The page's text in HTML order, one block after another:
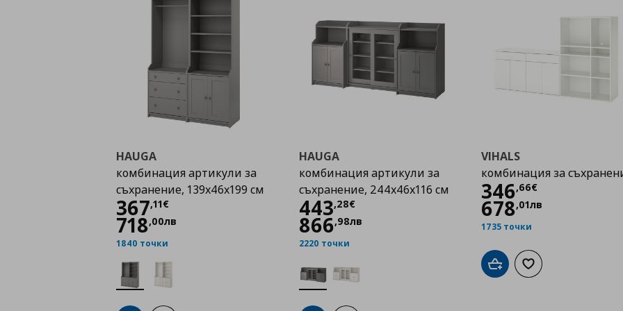
HAUGA
комбинация артикули за
съхранение, 139x46x199 см
367,11€
Цена
718,00лв
1840 точки
HAUGA
комбинация артикули за
съхранение, 244x46x116 см
443,28€
Цена443,28 €
866,98лв
2220 точки
VIHALS
комбинация за
346,66€
Цена346,66 €
678,01лв
1735 точки
Добави в кошницата
Добави към